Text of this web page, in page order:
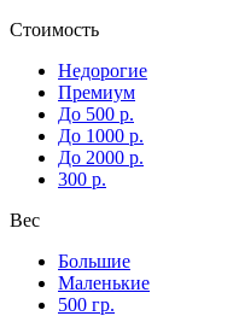
Стоимость
Недорогие
Премиум
До 500 р.
До 1000 р.
До 2000 р.
300 р.
Вес
Большие
Маленькие
500 гр.